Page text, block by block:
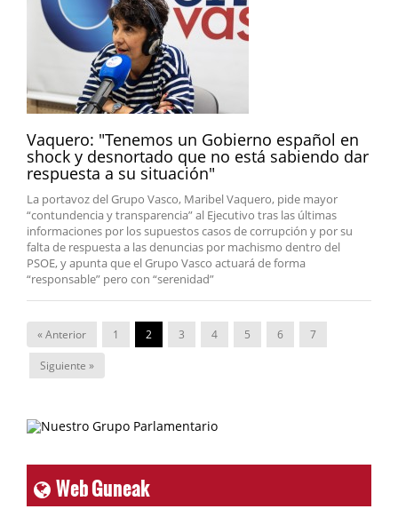
Vaquero: "Tenemos un Gobierno español en
shock y desnortado que no está sabiendo dar
respuesta a su situación"
La portavoz del Grupo Vasco, Maribel Vaquero, pide mayor
“contundencia y transparencia” al Ejecutivo tras las últimas
informaciones por los supuestos casos de corrupción y por su
falta de respuesta a las denuncias por machismo dentro del
PSOE, y apunta que el Grupo Vasco actuará de forma
“responsable” pero con “serenidad”
« Anterior 1 2 3 4 5 6 7
Siguiente »
Web Guneak